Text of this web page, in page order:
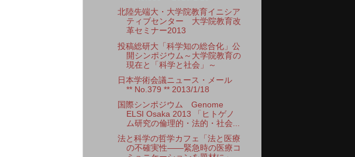
北陸先端大・大学院教育イニシア
ティブセンター 大学院教育改
革セミナー2013
投稿総研大「科学知の総合化」公
開シンポジウム～大学院教育の
現在と「科学と社会」～
日本学術会議ニュース・メール
** No.379 ** 2013/1/18
国際シンポジウム Genome
ELSI Osaka 2013 「ヒトゲノ
ム研究の倫理的・法的・社会...
法と科学の哲学カフェ「法と医療
の不確実性――緊急時の医療コ